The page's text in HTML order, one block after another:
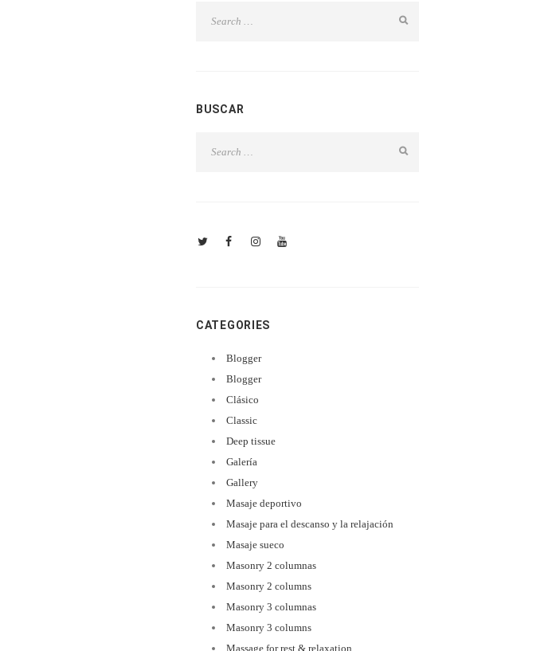
BUSCAR
CATEGORIES
Blogger
Blogger
Clásico
Classic
Deep tissue
Galería
Gallery
Masaje deportivo
Masaje para el descanso y la relajación
Masaje sueco
Masonry 2 columnas
Masonry 2 columns
Masonry 3 columnas
Masonry 3 columns
Massage for rest & relaxation